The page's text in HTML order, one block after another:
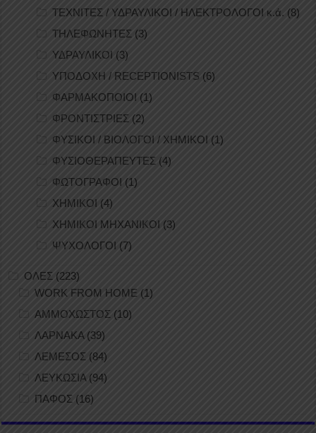
ΤΕΧΝΙΤΕΣ / ΥΔΡΑΥΛΙΚΟΙ / ΗΛΕΚΤΡΟΛΟΓΟΙ κ.ά. (8)
ΤΗΛΕΦΩΝΗΤΕΣ (3)
ΥΔΡΑΥΛΙΚΟΙ (3)
ΥΠΟΔΟΧΗ / RECEPTIONISTS (6)
ΦΑΡΜΑΚΟΠΟΙΟΙ (1)
ΦΡΟΝΤΙΣΤΡΙΕΣ (2)
ΦΥΣΙΚΟΙ / ΒΙΟΛΟΓΟΙ / ΧΗΜΙΚΟΙ (1)
ΦΥΣΙΟΘΕΡΑΠΕΥΤΕΣ (4)
ΦΩΤΟΓΡΑΦΟΙ (1)
ΧΗΜΙΚΟΙ (4)
ΧΗΜΙΚΟΙ ΜΗΧΑΝΙΚΟΙ (3)
ΨΥΧΟΛΟΓΟΙ (7)
ΟΛΕΣ (223)
WORK FROM HOME (1)
ΑΜΜΟΧΩΣΤΟΣ (10)
ΛΑΡΝΑΚΑ(39)
ΛΕΜΕΣΟΣ (84)
ΛΕΥΚΩΣΙΑ (94)
ΠΑΦΟΣ (16)